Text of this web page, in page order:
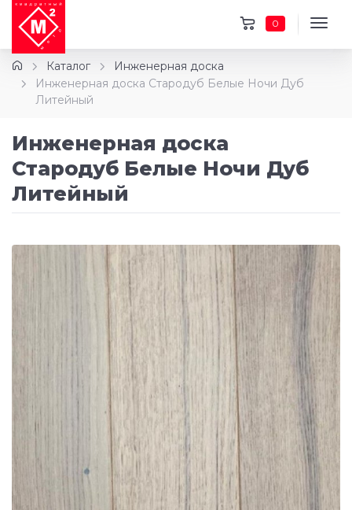
0
Каталог
Инженерная доска
Инженерная доска Стародуб Белые Ночи Дуб
Литейный
Инженерная доска
Стародуб Белые Ночи Дуб
Литейный